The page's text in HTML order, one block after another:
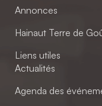
Annonces
Hainaut Terre de
Liens utiles
Actualités
Agenda des